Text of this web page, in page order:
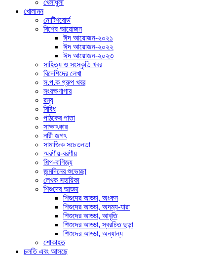
খেলাধুলা
খোলামন
নোটিশবোর্ড
বিশেষ আয়োজন
ঈদ আয়োজন-২০২১
ঈদ আয়োজন-২০২২
ঈদ আয়োজন-২০২৩
সাহিত্য ও সংস্কৃতি খবর
বিদেশিদের লেখা
স.প.ক গ্রুপ খবর
সংরক্ষণাগার
রম্য
বিবিধ
পাঠকের পাতা
সাক্ষাৎকার
নারী জগৎ
সামাজিক সচেতনতা
স্মরণীয়-বরণীয়
শিল্প-বাণিজ্য
জন্মদিনের শুভেচ্ছা
লেখক সহায়িকা
শিশুদের আড্ডা
শিশুদের আড্ডা, অংকন
শিশুদের আড্ডা, অদম্য-যারা
শিশুদের আড্ডা, আবৃতি
শিশুদের আড্ডা, স্বরচিত ছড়া
শিশুদের আড্ডা, অন্যান্য
শোকাহত
চলতি এবং আসছে